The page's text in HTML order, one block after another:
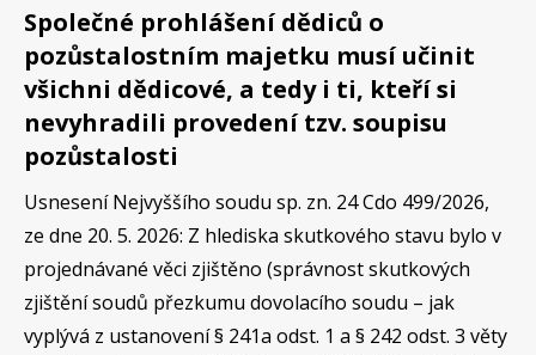
Společné prohlášení dědiců o
pozůstalostním majetku musí učinit
všichni dědicové, a tedy i ti, kteří si
nevyhradili provedení tzv. soupisu
pozůstalosti
Usnesení Nejvyššího soudu sp. zn. 24 Cdo 499/2026,
ze dne 20. 5. 2026: Z hlediska skutkového stavu bylo v
projednávané věci zjištěno (správnost skutkových
zjištění soudů přezkumu dovolacího soudu – jak
vyplývá z ustanovení § 241a odst. 1 a § 242 odst. 3 věty